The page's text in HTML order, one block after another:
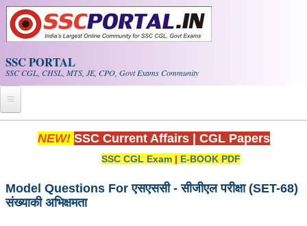
Skip to main content
SSC PORTAL
SSC CGL, CHSL, MTS, JE, CPO, Govt Exams Community
Home
Exam Calendar
NEW! SSC Current Affairs CGL Papers
SSC CGL Exam | E-BOOK PDF
Model Questions For एसएससी - सीजीएल परीक्षा (SET-68)
संख्याकी अभिक्षमता